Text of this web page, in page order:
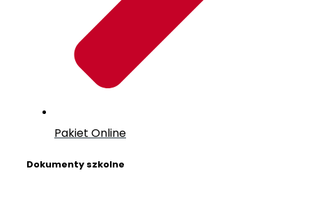
Pakiet Online
Dokumenty szkolne